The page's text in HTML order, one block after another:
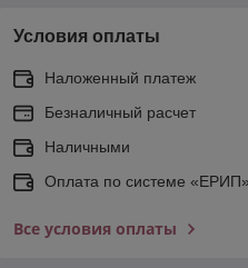
Условия оплаты
Наложенный платеж
Безналичный расчет
Наличными
Оплата по системе «ЕРИП»
Все условия оплаты